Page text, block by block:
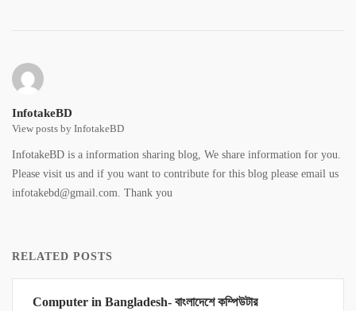
InfotakeBD
View posts by InfotakeBD
InfotakeBD is a information sharing blog, We share information for you.
Please visit us and if you want to contribute for this blog please email us
infotakebd@gmail.com. Thank you
RELATED POSTS
Computer in Bangladesh- বাংলাদেশে কম্পিউটার